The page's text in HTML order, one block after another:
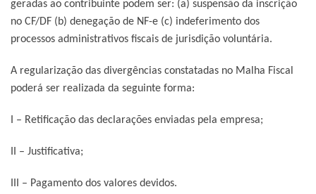
geradas ao contribuinte podem ser: (a) suspensão da inscrição
no CF/DF (b) denegação de NF-e (c) indeferimento dos
processos administrativos fiscais de jurisdição voluntária.
A regularização das divergências constatadas no Malha Fiscal
poderá ser realizada da seguinte forma:
I – Retificação das declarações enviadas pela empresa;
II – Justificativa;
III – Pagamento dos valores devidos.